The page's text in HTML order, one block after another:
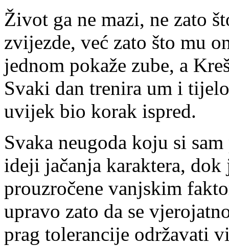
Život ga ne mazi, ne zato
zvijezde, već zato što mu
jednom pokaže zube, a
Svaki dan trenira um i
uvijek bio korak ispred.
Svaka neugoda koju si
ideji jačanja karaktera, dok
prouzročene vanjskim
upravo zato da se
prag tolerancije održavati